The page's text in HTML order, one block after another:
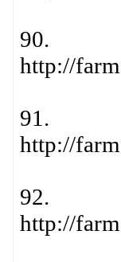
90.
http://
91.
http://
92.
http://